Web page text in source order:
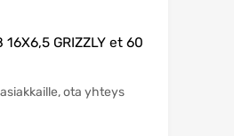
16X6,5 GRIZZLY et 60
ota yhteys